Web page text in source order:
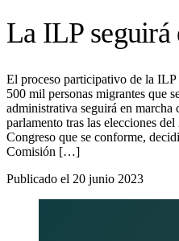
La ILP seguirá
El proceso participativo de la
500 mil personas migrantes que
administrativa seguirá en marcha
parlamento tras las elecciones
Congreso que se conforme,
Comisión […]
Publicado el 20 junio 2023